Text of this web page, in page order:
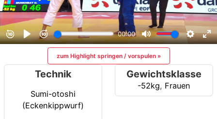
zum Highlight springen / vorspulen »
Technik
Sumi-otoshi
(Eckenkippwurf)
Gewichtsklasse
-52kg, Frauen